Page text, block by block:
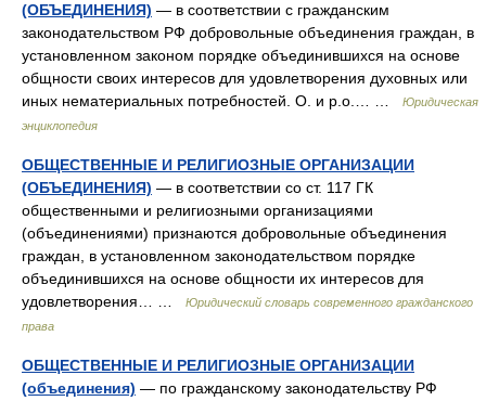
(ОБЪЕДИНЕНИЯ) — в соответствии с гражданским
законодательством РФ добровольные объединения граждан, в
установленном законом порядке объединившихся на основе
общности своих интересов для удовлетворения духовных или
иных нематериальных потребностей. О. и р.о.… …
Юридическая
энциклопедия
ОБЩЕСТВЕННЫЕ И РЕЛИГИОЗНЫЕ ОРГАНИЗАЦИИ
(ОБЪЕДИНЕНИЯ) — в соответствии со ст. 117 ГК
общественными и религиозными организациями
(объединениями) признаются добровольные объединения
граждан, в установленном законодательством порядке
объединившихся на основе общности их интересов для
удовлетворения… …
Юридический словарь современного гражданского
права
ОБЩЕСТВЕННЫЕ И РЕЛИГИОЗНЫЕ ОРГАНИЗАЦИИ
(объединения) — по гражданскому законодательству РФ